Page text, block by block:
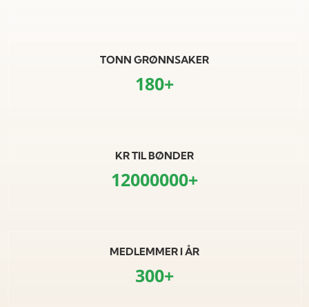
TONN GRØNNSAKER
180+
KR TIL BØNDER
12000000+
MEDLEMMER I ÅR
300+